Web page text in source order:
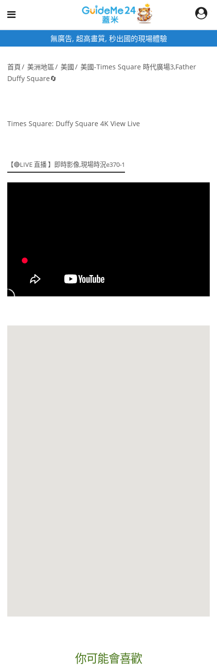
, 秒出國的現場體驗 即時影像頁面為固
首頁 美洲地區 美國
美國-Times Square 時代廣場3,Father
Duffy Square🔄
Times Square: Duffy Square 4K View Live
【🔴LIVE 直播 】即時影像,現場時況e370-1
你可能會喜歡